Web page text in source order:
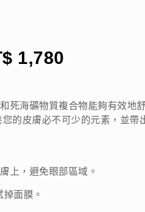
1,780
死海礦物質複合物能夠有效地
的皮膚必不可少的元素，並帶
上，避免眼部區域。
面膜。